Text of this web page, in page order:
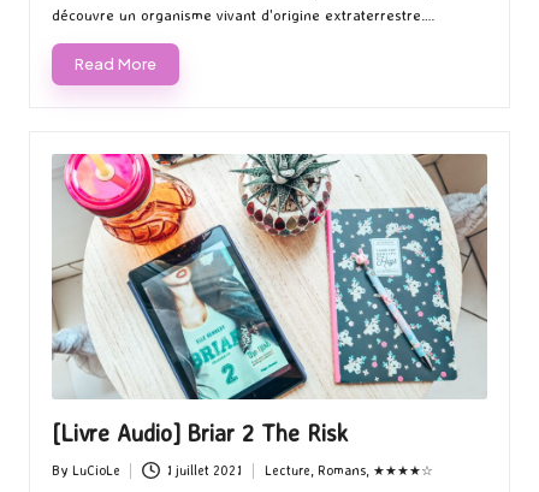
découvre un organisme vivant d'origine extraterrestre.…
Read More
[Livre Audio] Briar 2 The Risk
Posted
By LuCioLe 1 juillet 2021 Lecture, Romans, ★★★★☆